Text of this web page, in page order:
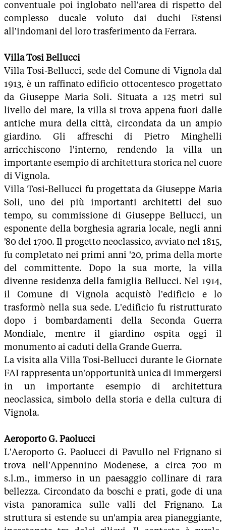
conventuale poi inglobato nell'area di rispetto del
complesso ducale voluto dai duchi Estensi
all'indomani del loro trasferimento da Ferrara.
Villa Tosi Bellucci
Villa Tosi-Bellucci, sede del Comune di Vignola dal
1913, è un raffinato edificio ottocentesco progettato
da Giuseppe Maria Soli. Situata a 125 metri sul
livello del mare, la villa si trova appena fuori dalle
antiche mura della città, circondata da un ampio
giardino. Gli affreschi di Pietro Minghelli
arricchiscono l'interno, rendendo la villa un
importante esempio di architettura storica nel cuore
di Vignola.
Villa Tosi-Bellucci fu progettata da Giuseppe Maria
Soli, uno dei più importanti architetti del suo
tempo, su commissione di Giuseppe Bellucci, un
esponente della borghesia agraria locale, negli anni
'80 del 1700. Il progetto neoclassico, avviato nel 1815,
fu completato nei primi anni '20, prima della morte
del committente. Dopo la sua morte, la villa
divenne residenza della famiglia Bellucci. Nel 1914,
il Comune di Vignola acquistò l'edificio e lo
trasformò nella sua sede. L'edificio fu ristrutturato
dopo i bombardamenti della Seconda Guerra
Mondiale, mentre il giardino ospita oggi il
monumento ai caduti della Grande Guerra.
La visita alla Villa Tosi-Bellucci durante le Giornate
FAI rappresenta un'opportunità unica di immergersi
in un importante esempio di architettura
neoclassica, simbolo della storia e della cultura di
Vignola.
Aeroporto G. Paolucci
L'Aeroporto G. Paolucci di Pavullo nel Frignano si
trova nell'Appennino Modenese, a circa 700 m
s.l.m., immerso in un paesaggio collinare di rara
bellezza. Circondato da boschi e prati, gode di una
vista panoramica sulle valli del Frignano. La
struttura si estende su un'ampia area pianeggiante,